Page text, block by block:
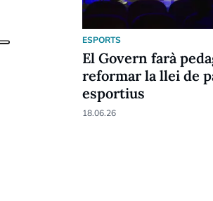
ESPORTS
El Govern farà
reformar la llei de
esportius
18.06.26